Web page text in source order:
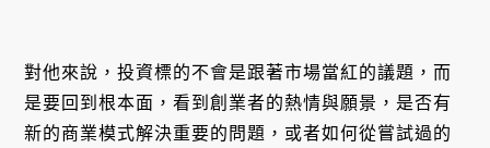
對他來說，投資標的不會是跟著市場當紅的議題，而
是要回到根本面，看到創業者的熱情與願景，是否有
新的商業模式解決重要的問題，或者如何從嘗試過的